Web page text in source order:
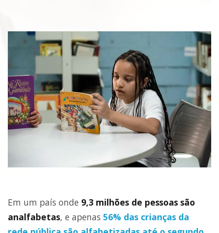
Em um país onde 9,3 milhões de pessoas são
analfabetas, e apenas 56% das crianças da